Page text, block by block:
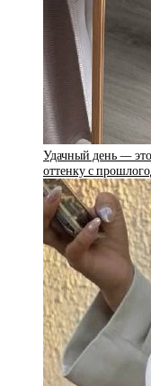
Удачный день — это
оттенку с